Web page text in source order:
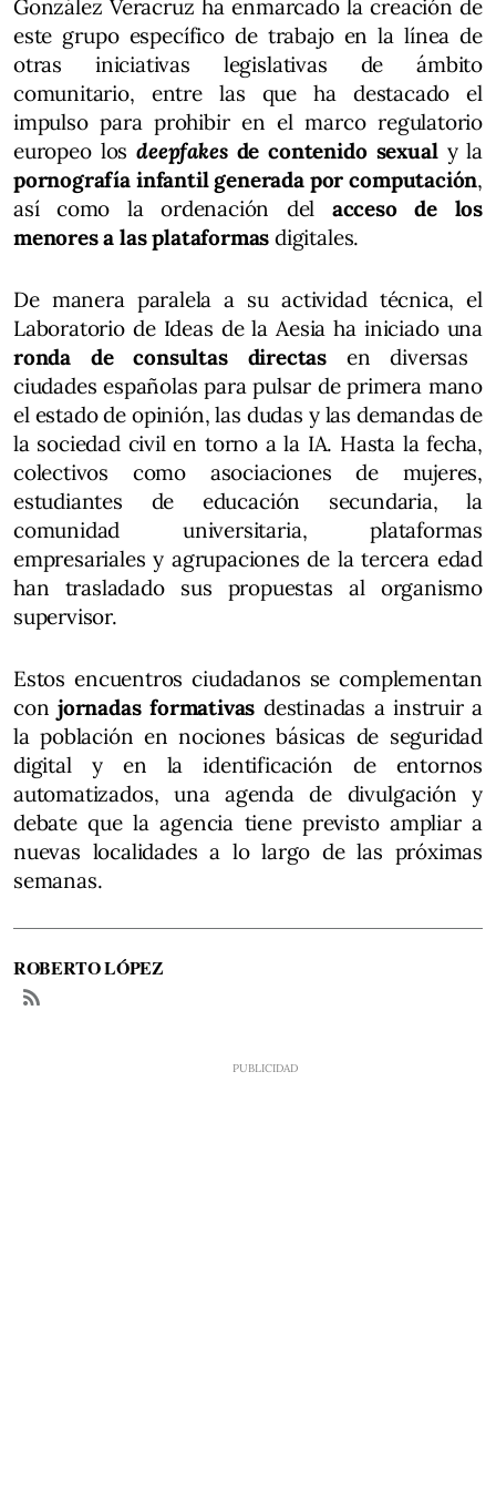
González Veracruz ha enmarcado la creación de
este grupo específico de trabajo en la línea de
otras iniciativas legislativas de ámbito
comunitario, entre las que ha destacado el
impulso para prohibir en el marco regulatorio
europeo los deepfakes de contenido sexual y la
pornografía infantil generada por computación,
así como la ordenación del acceso de los
menores a las plataformasdigitales.
De manera paralela a su actividad técnica, el
Laboratorio de Ideas de la Aesia ha iniciado una
ronda de consultas directas en diversas
ciudades españolas para pulsar de primera mano
el estado de opinión, las dudas y las demandas de
la sociedad civil en torno a la IA. Hasta la fecha,
colectivos como asociaciones de mujeres,
estudiantes de educación secundaria, la
comunidad universitaria, plataformas
empresariales y agrupaciones de la tercera edad
han trasladado sus propuestas al organismo
supervisor.
Estos encuentros ciudadanos se complementan
conjornadas formativas destinadas a instruir a
la población en nociones básicas de seguridad
digital y en la identificación de entornos
automatizados, una agenda de divulgación y
debate que la agencia tiene previsto ampliar a
nuevas localidades a lo largo de las próximas
semanas.
ROBERTO LÓPEZ